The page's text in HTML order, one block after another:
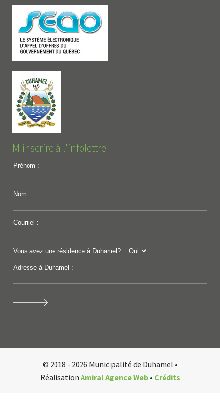
M'inscrire à l'infolettre
Prénom :
Nom :
Courriel :
Vous avez une résidence à Duhamel? :
Adresse à Duhamel :
© 2018 - 2026 Municipalité de Duhamel •
Réalisation Amiral Agence Web• Crédits